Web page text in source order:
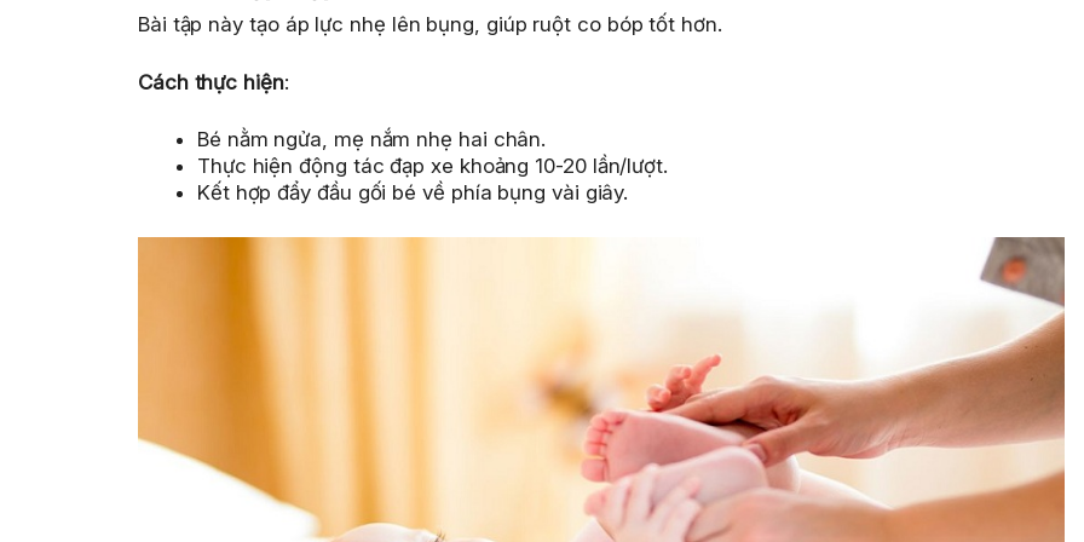
Bài tập này tạo áp lực nhẹ lên bụng, giúp ruột co bóp tốt hơn.
Cách thực hiện:
Bé nằm ngửa, mẹ nắm nhẹ hai chân.
Thực hiện động tác đạp xe khoảng 10-20 lần/lượt.
Kết hợp đẩy đầu gối bé về phía bụng vài giây.